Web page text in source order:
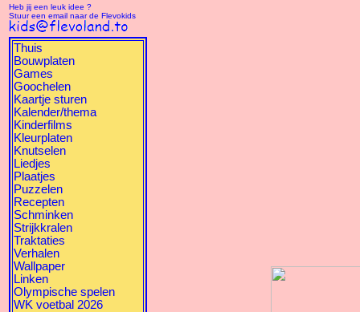
Heb jij een leuk idee ?
Stuur een email naar de Flevokids
Thuis
Bouwplaten
Games
Goochelen
Kaartje sturen
Kalender/thema
Kinderfilms
Kleurplaten
Knutselen
Liedjes
Plaatjes
Puzzelen
Recepten
Schminken
Strijkkralen
Traktaties
Verhalen
Wallpaper
Linken
Olympische spelen
WK voetbal 2026